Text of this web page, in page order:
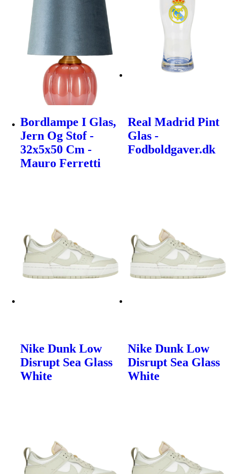
Bordlampe I Glas,
Jern Og Stof -
32x5x50 Cm -
Mauro Ferretti
Real Madrid Pint
Glas -
Fodboldgaver.dk
Nike Dunk Low
Disrupt Sea Glass
White
Nike Dunk Low
Disrupt Sea Glass
White